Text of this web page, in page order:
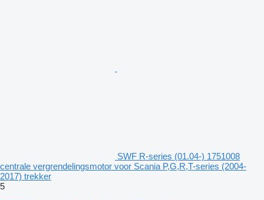
SWF R-series (01.04-) 1751008
centrale vergrendelingsmotor voor Scania P,G,R,T-series (2004-
2017) trekker
5